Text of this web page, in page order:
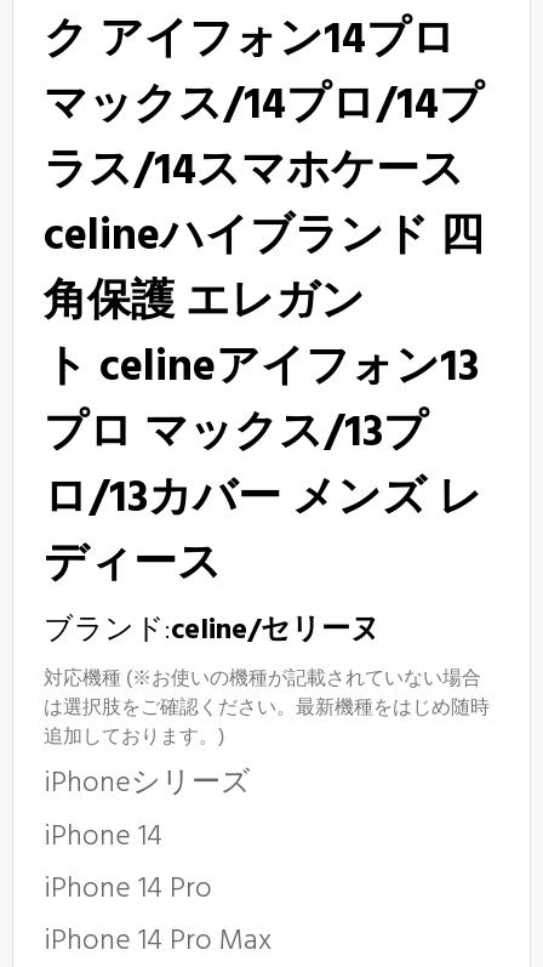
ク アイフォン14プロ
マックス/14プロ/14プ
ラス/14スマホケース
celineハイブランド 四
角保護エレガン
ト celineアイフォン13
プロ マックス/13プ
ロ/13カバー メンズ レ
ディース
ブランド:celine/セリーヌ
対応機種 (※お使いの機種が記載されていない場合
は選択肢をご確認ください。最新機種をはじめ随時
追加しております。)
iPhoneシリーズ
iPhone 14
iPhone 14 Pro
iPhone 14 Pro Max